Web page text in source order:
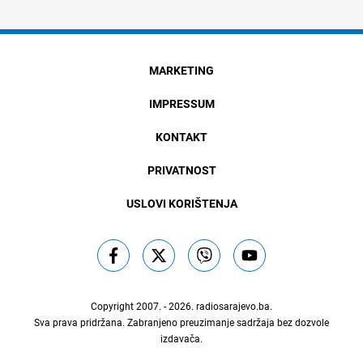
MARKETING
IMPRESSUM
KONTAKT
PRIVATNOST
USLOVI KORIŠTENJA
Copyright 2007. - 2026. radiosarajevo.ba.
Sva prava pridržana. Zabranjeno preuzimanje sadržaja bez dozvole
izdavača.